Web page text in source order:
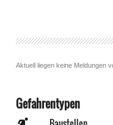
Aktuell liegen keine Meldungen
Gefahrentypen